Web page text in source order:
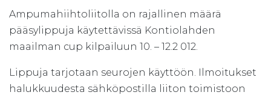
Ampumahiihtoliitolla on rajallinen määrä
pääsylippuja käytettävissä Kontiolahden
maailman cup kilpailuun 10. – 12.2 012.
Lippuja tarjotaan seurojen käyttöön. Ilmoitukset
halukkuudesta sähköpostilla liiton toimistoon